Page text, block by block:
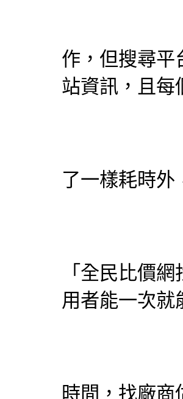
作，但搜尋平
站資訊，且每
了一樣耗時外
「 全民比價網
用者能一次就
時間，找廠